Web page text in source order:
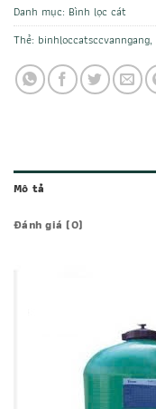
Danh mục: Bình lọc cát
Thẻ: binhloccatsccvanngang,
Mô tả
Đánh giá (0)